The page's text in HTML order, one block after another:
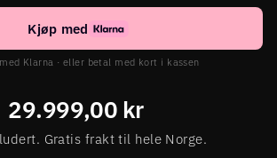
Kjøp med
Klarna · eller betal med kort i kassen
Ordinær
29.999,00 kr
Gratis frakt til hele Norge.